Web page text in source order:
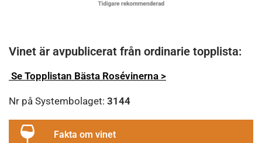
Vinet är avpublicerat från ordinarie topplista:
Se Topplistan Bästa Rosévinerna >
Nr på Systembolaget: 3144
Fakta om vinet